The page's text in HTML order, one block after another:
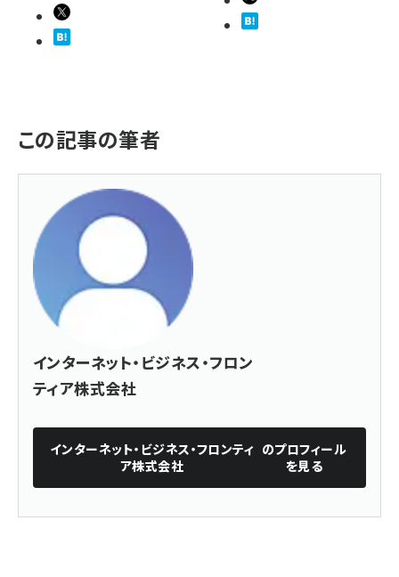
この記事の筆者
インターネット・ビジネス・フロン
ティア株式会社
インターネット・ビジネス・フロンティ
ア株式会社
のプロフィール
を見る